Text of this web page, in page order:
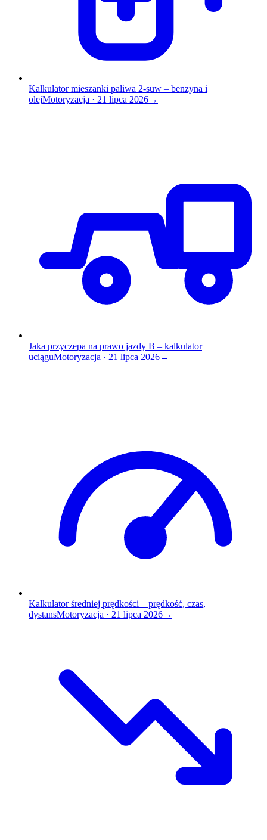
Kalkulator mieszanki paliwa 2-suw – benzyna i
olejMotoryzacja · 21 lipca 2026→
Jaka przyczepa na prawo jazdy B – kalkulator
uciąguMotoryzacja · 21 lipca 2026→
Kalkulator średniej prędkości – prędkość, czas,
dystansMotoryzacja · 21 lipca 2026→